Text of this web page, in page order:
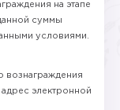
на этапе
суммы
условиями.
вознаграждения
электронной